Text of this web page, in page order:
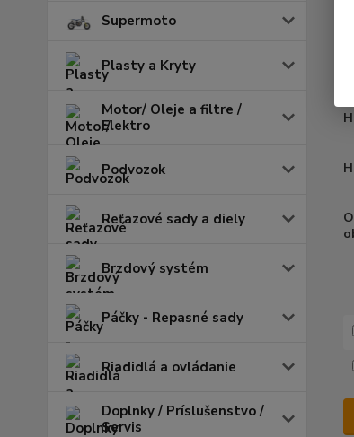
Supermoto
Plasty a Kryty
Motor/ Oleje a filtre /
Elektro
Podvozok
Reťazové sady a diely
Brzdový systém
Páčky - Repasné sady
Riadidlá a ovládanie
Doplnky / Príslušenstvo /
Servis